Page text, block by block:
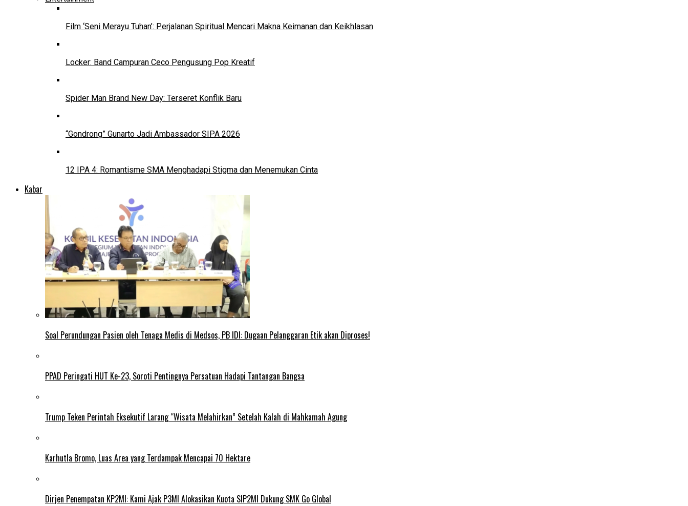
Film ‘Seni Merayu Tuhan’: Perjalanan Spiritual Mencari Makna Keimanan dan Keikhlasan
Locker: Band Campuran Ceco Pengusung Pop Kreatif
Spider Man Brand New Day: Terseret Konflik Baru
“Gondrong” Gunarto Jadi Ambassador SIPA 2026
12 IPA 4: Romantisme SMA Menghadapi Stigma dan Menemukan Cinta
Kabar
Soal Perundungan Pasien oleh Tenaga Medis di Medsos, PB IDI: Dugaan Pelanggaran Etik akan Diproses!
PPAD Peringati HUT Ke-23, Soroti Pentingnya Persatuan Hadapi Tantangan Bangsa
Trump Teken Perintah Eksekutif Larang “Wisata Melahirkan” Setelah Kalah di Mahkamah Agung
Karhutla Bromo, Luas Area yang Terdampak Mencapai 70 Hektare
Dirjen Penempatan KP2MI: Kami Ajak P3MI Alokasikan Kuota SIP2MI Dukung SMK Go Global